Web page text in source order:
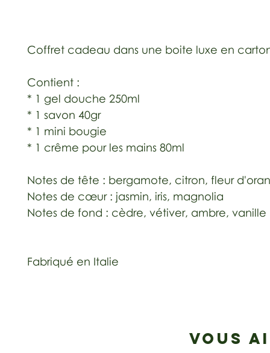
Coffret cadeau dans une boite luxe en
Contient :
* 1 gel douche 250ml
* 1 savon 40gr
* 1 mini bougie
* 1 crême pour les mains 80ml
Notes de tête : bergamote, citron, fleur
Notes de cœur : jasmin, iris, magnolia
Notes de fond : cèdre, vétiver, ambre, vanille
Fabriqué en Italie
VOUS